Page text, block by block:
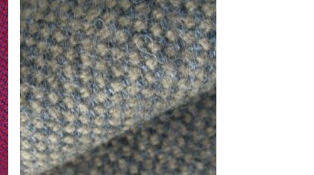
Toevoegen
aan
verlanglijst